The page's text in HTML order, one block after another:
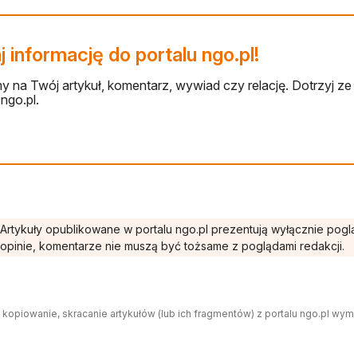
informację do portalu ngo.pl!
na Twój artykuł, komentarz, wywiad czy relację. Dotrzyj
Artykuły opublikowane w portalu ngo.pl prezentują wyłącznie
opinie, komentarze nie muszą być tożsame z poglądami redakcji.
kopiowanie, skracanie artykułów (lub ich fragmentów) z portalu ngo.pl